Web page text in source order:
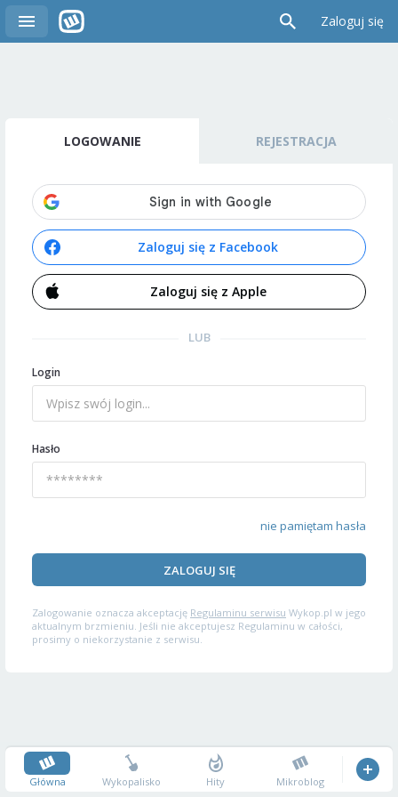
Zaloguj się
LOGOWANIE REJESTRACJA
Zaloguj się z Facebook
Zaloguj się z Apple
LUB
Login
Hasło
nie pamiętam hasła
ZALOGUJ SIĘ
Zalogowanie oznacza akceptację Regulaminu serwisu Wykop.pl w jego
aktualnym brzmieniu. Jeśli nie akceptujesz Regulaminu w całości,
prosimy o niekorzystanie z serwisu.
Główna Wykopalisko Hity Mikroblog